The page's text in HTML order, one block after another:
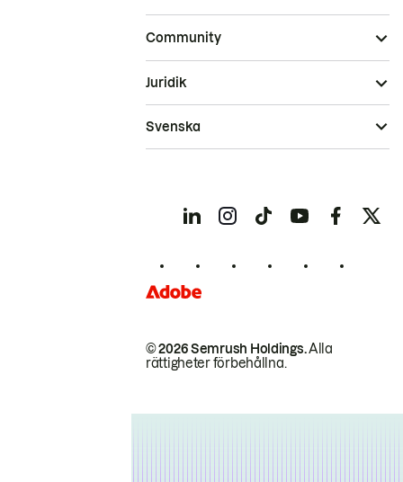
Community
© 2026 Semrush Holdings.Alla
rättigheter förbehållna.
Juridik
Svenska